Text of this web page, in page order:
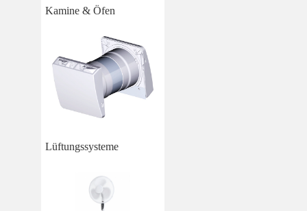
Kamine & Öfen
Lüftungssysteme